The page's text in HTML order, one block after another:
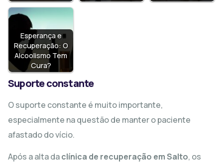
Esperança e
Recuperação: O
Alcoolismo Tem
Cura?
Suporte constante
O suporte constante é muito importante,
especialmente na questão de manter o paciente
afastado do vício.
Após a alta daclínica de recuperação em Salto, os